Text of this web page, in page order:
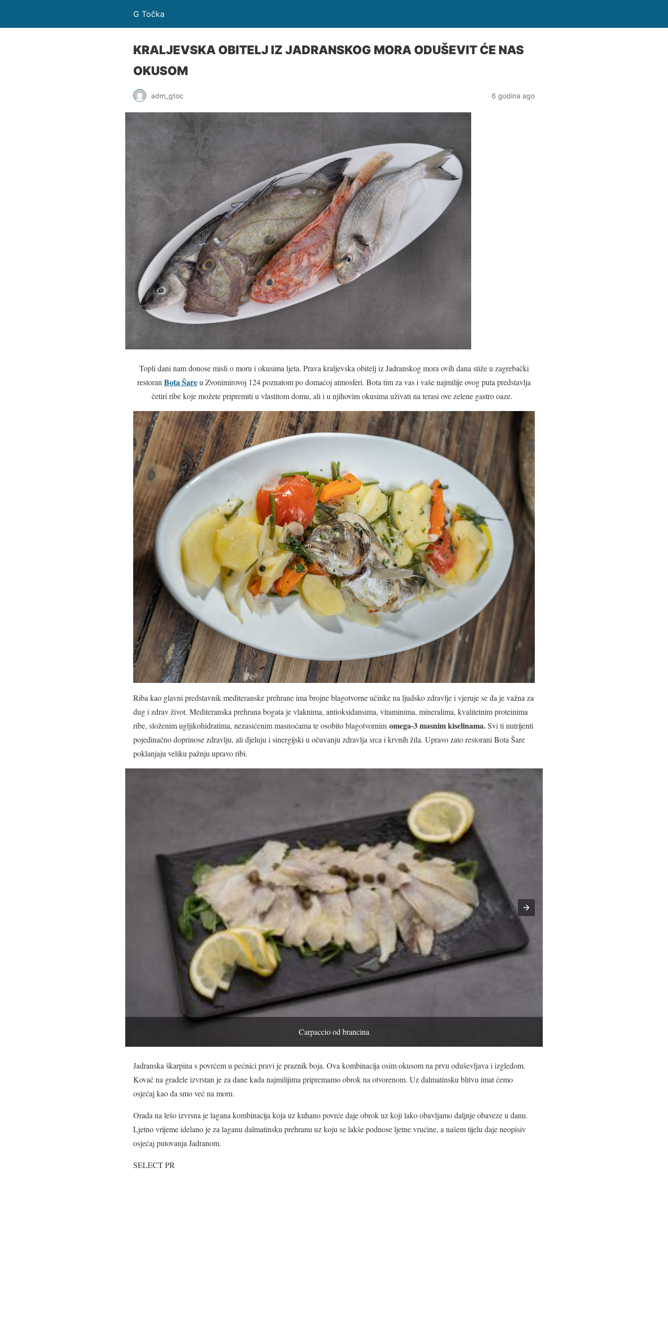
G Točka
KRALJEVSKA OBITELJ IZ JADRANSKOG MORA ODUŠEVIT ĆE NAS
OKUSOM
adm_gtoc 6 godina ago
Topli dani nam donose misli o moru i okusima ljeta. Prava kraljevska obitelj iz Jadranskog mora ovih dana stiže u zagrebački
restoran Bota Šareu Zvonimirovoj 124 poznatom po domaćoj atmosferi. Bota tim za vas i vaše najmilije ovog puta predstavlja
četiri ribe koje možete pripremiti u vlastitom domu, ali i u njihovim okusima uživati na terasi ove zelene gastro oaze.
Riba kao glavni predstavnik mediteranske prehrane ima brojne blagotvorne učinke na ljudsko zdravlje i vjeruje se da je važna za
dug i zdrav život. Mediteranska prehrana bogata je vlaknima, antioksidansima, vitaminima, mineralima, kvalitetnim proteinima
ribe, složenim ugljikohidratima, nezasićenim masnoćama te osobito blagotvornim omega-3 masnim kiselinama.Svi ti nutrijenti
pojedinačno doprinose zdravlju, ali djeluju i sinergijski u očuvanju zdravlja srca i krvnih žila. Upravo zato restorani Bota Šare
poklanjaju veliku pažnju upravo ribi.
Carpaccio od brancina
Jadranska škarpina s povrćem u pećnici pravi je praznik boja. Ova kombinacija osim okusom na prvu oduševljava i izgledom.
Kovač na gradele izvrstan je za dane kada najmilijima pripremamo obrok na otvorenom. Uz dalmatinsku blitvu imat ćemo
osjećaj kao da smo već na moru.
Orada na lešo izvrsna je lagana kombinacija koja uz kuhano povrće daje obrok uz koji lako obavljamo daljnje obaveze u danu.
Ljetno vrijeme idelano je za laganu dalmatinsku prehranu uz koju se lakše podnose ljetne vrućine, a našem tijelu daje neopisiv
osjećaj putovanja Jadranom.
SELECT PR